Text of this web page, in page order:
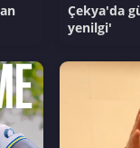
Çekya'da
yenilgi'